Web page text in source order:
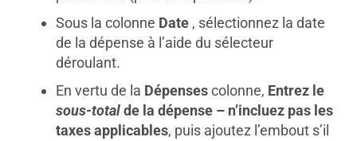
Sous la colonne Date , sélectionnez la date
de la dépense à l’aide du sélecteur
déroulant.
En vertu de la Dépensescolonne, Entrez le
sous-totalde la dépense – n’incluez pas les
taxes applicables, puis ajoutez l’embout s’il